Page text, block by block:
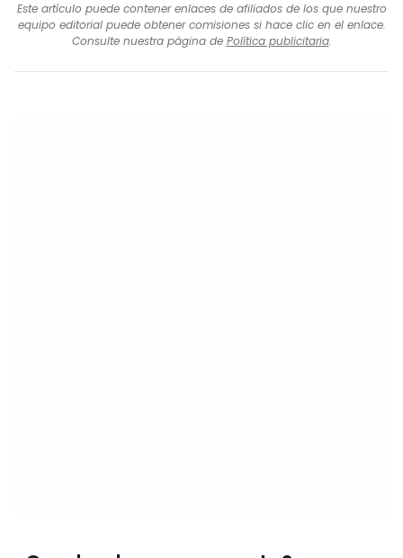
Este artículo puede contener enlaces de afiliados de los que nuestro
equipo editorial puede obtener comisiones si hace clic en el enlace.
Consulte nuestra página de Política publicitaria.